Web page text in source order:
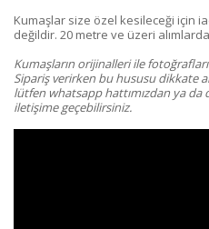
Kumaşlar size özel kesileceği için
değildir. 20 metre ve üzeri
Kumaşların orijinalleri ile
Sipariş verirken bu hususu dikkate
lütfen whatsapp hattımızdan ya da
iletişime geçebilirsiniz.